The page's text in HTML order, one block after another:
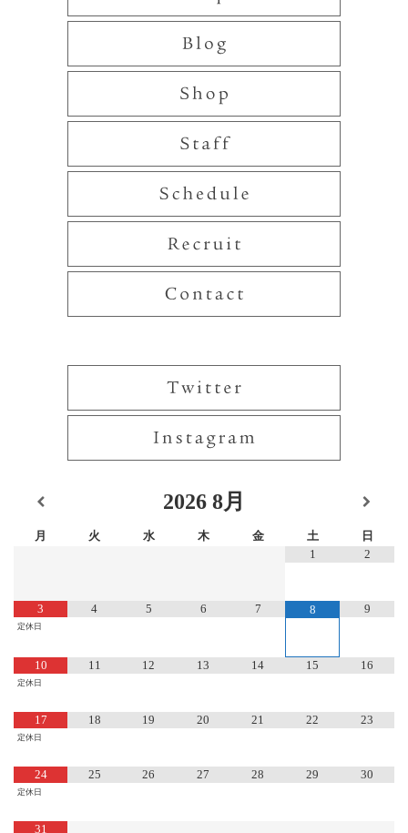
2026 8月
月 火 水 木 金 土
日
1
2
3
定休日
4 5 6 7 8 9
10
定休日
11 12 13 14 15 16
17
定休日
18 19 20 21 22 23
24
定休日
25 26 27 28 29 30
31